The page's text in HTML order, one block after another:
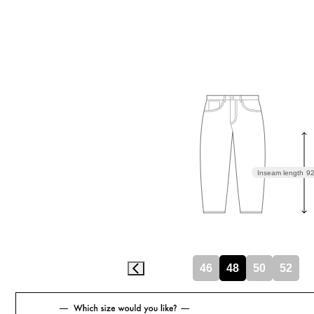
Inseam length
46 48 50 52